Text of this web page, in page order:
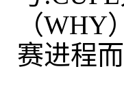
（WHY
赛进程